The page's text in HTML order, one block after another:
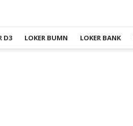
D3 LOKER BUMN LOKER BANK